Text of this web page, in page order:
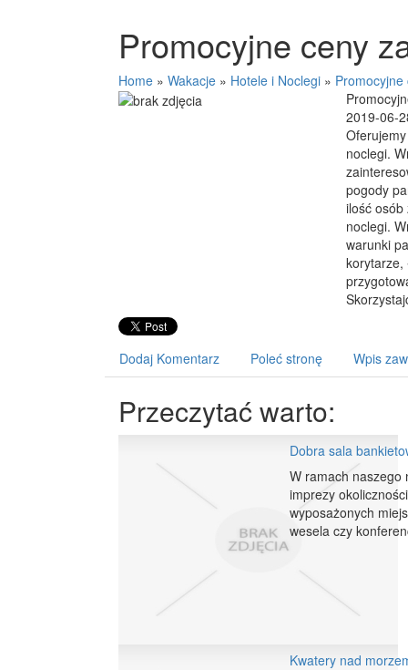
Promocyjne ceny
Home » Wakacje » Hotele i Noclegi » Promocyjne
2019-06-
noclegi.
pogody
ilość osób
noclegi.
warunki
korytarze,
Dodaj Komentarz Poleć stronę Wpis
Przeczytać warto:
Dobra sala
W ramach naszego
imprezy
wyposażonych
wesela czy
Kwatery nad